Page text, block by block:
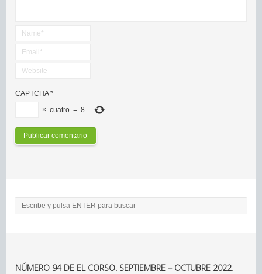
CAPTCHA*
× cuatro = 8
NÚMERO 94 DE EL CORSO. SEPTIEMBRE – OCTUBRE 2022.